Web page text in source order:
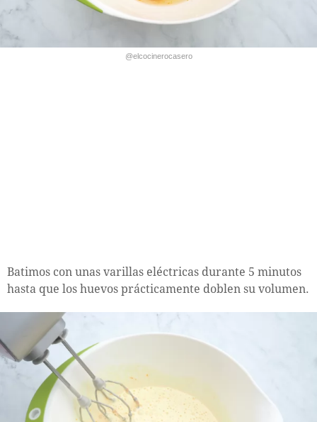
@elcocinerocasero
Batimos con unas varillas eléctricas durante 5 minutos
hasta que los huevos prácticamente doblen su volumen.